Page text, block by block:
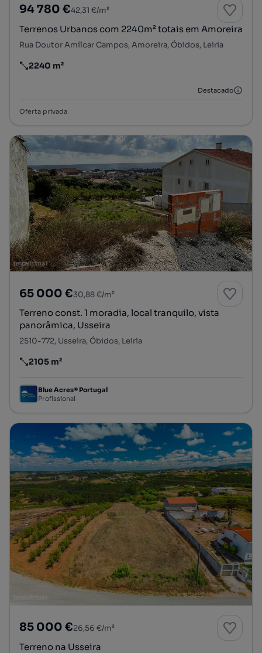
94 780 €42,31 €/m²
Terrenos Urbanos com 2240m² totais em Amoreira
Rua Doutor Amílcar Campos, Amoreira, Óbidos, Leiria
Preço por metro quadrado
2240 m²
Destacado
Oferta privada
65 000 €30,88 €/m²
Terreno const. 1 moradia, local tranquilo, vista
panorâmica, Usseira
2510-772, Usseira, Óbidos, Leiria
Preço por metro quadrado
2105 m²
Blue Acres® Portugal
Profissional
85 000 €26,56 €/m²
Terreno na Usseira